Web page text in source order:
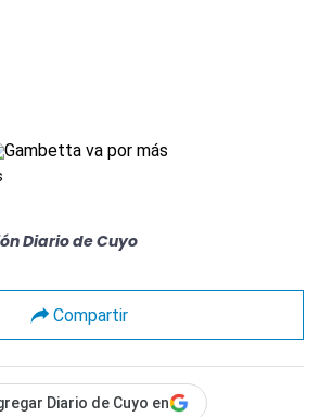
Diario de Cuyo
Compartir
Diario de Cuyo en